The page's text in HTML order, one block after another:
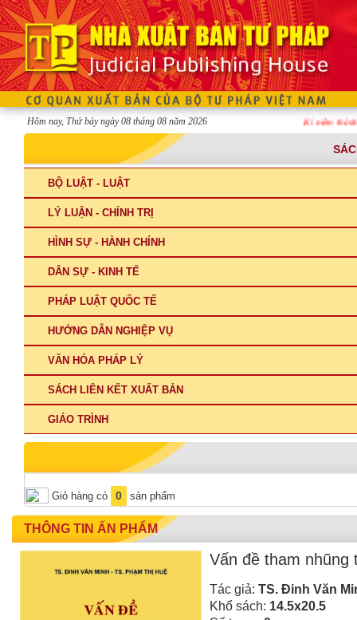
Hôm nay, Thứ bảy ngày 08 tháng 08 năm 2026 Kỉ niệm thành lập
BỘ LUẬT - LUẬT
LÝ LUẬN - CHÍNH TRỊ
HÌNH SỰ - HÀNH CHÍNH
DÂN SỰ - KINH TẾ
PHÁP LUẬT QUỐC TẾ
HƯỚNG DẪN NGHIỆP VỤ
VĂN HÓA PHÁP LÝ
SÁCH LIÊN KẾT XUẤT BẢN
GIÁO TRÌNH
Giỏ hàng có 0 sản phẩm
THÔNG TIN ẤN PHẨM
Vấn đề tham
Tác giả: TS. Đinh Văn
Khổ sách: 14.5x20.5